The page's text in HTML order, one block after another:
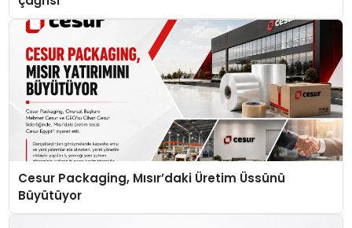
Cesur Packaging, Mısır’daki Üretim Üssünü
Büyütüyor